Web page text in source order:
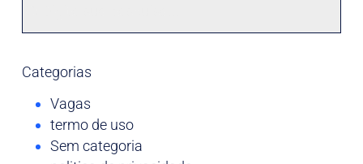
Categorias
Vagas
termo de uso
Sem categoria